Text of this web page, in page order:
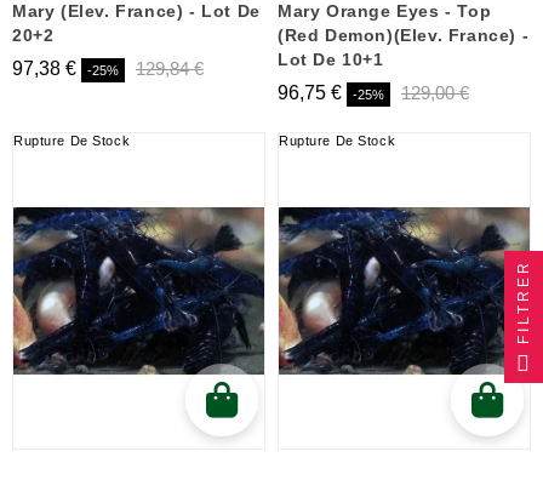
Mary (Elev. France) - Lot De
20+2
97,38 € -25% 129,84 €
Mary Orange Eyes - Top
(Red Demon)(Elev. France) -
Lot De 10+1
96,75 € -25% 129,00 €
Rupture De Stock Rupture De Stock
FILTRER